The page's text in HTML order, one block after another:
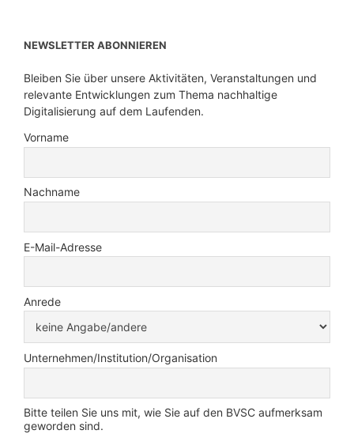
NEWSLETTER ABONNIEREN
Bleiben Sie über unsere Aktivitäten, Veranstaltungen und
relevante Entwicklungen zum Thema nachhaltige
Digitalisierung auf dem Laufenden.
Vorname
Nachname
E-Mail-Adresse
Anrede
Unternehmen/Institution/Organisation
Bitte teilen Sie uns mit, wie Sie auf den BVSC aufmerksam
geworden sind.